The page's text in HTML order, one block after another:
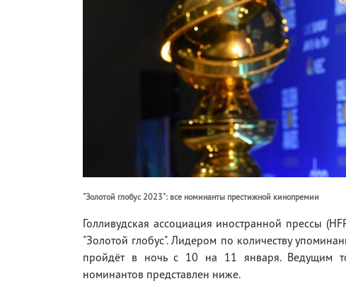
"Золотой глобус 2023": все номинанты престижной кинопремии
Голливудская ассоциация иностранной прессы
"Золотой глобус". Лидером по количеству
пройдёт в ночь с 10 на 11 января. Ведущим
номинантов представлен ниже.